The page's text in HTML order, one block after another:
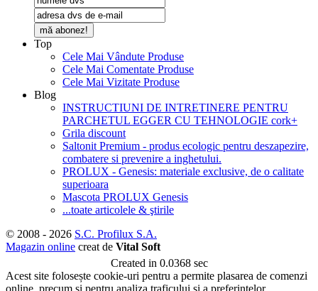
mă abonez!
Top
Cele Mai Vândute Produse
Cele Mai Comentate Produse
Cele Mai Vizitate Produse
Blog
INSTRUCTIUNI DE INTRETINERE PENTRU
PARCHETUL EGGER CU TEHNOLOGIE cork+
Grila discount
Saltonit Premium - produs ecologic pentru deszapezire,
combatere si prevenire a inghetului.
PROLUX - Genesis: materiale exclusive, de o calitate
superioara
Mascota PROLUX Genesis
...toate articolele & ştirile
© 2008 - 2026 S.C. Profilux S.A.
Magazin online creat de Vital Soft
Created in 0.0368 sec
Acest site folosește cookie-uri pentru a permite plasarea de comenzi